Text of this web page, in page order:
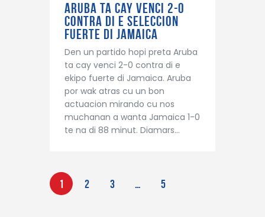
Aruba ta cay venci 2-0
contra di e seleccion
fuerte di Jamaica
Den un partido hopi preta Aruba
ta cay venci 2-0 contra di e
ekipo fuerte di Jamaica. Aruba
por wak atras cu un bon
actuacion mirando cu nos
muchanan a wanta Jamaica 1-0
te na di 88 minut. Diamars…
1 2 3 … 5